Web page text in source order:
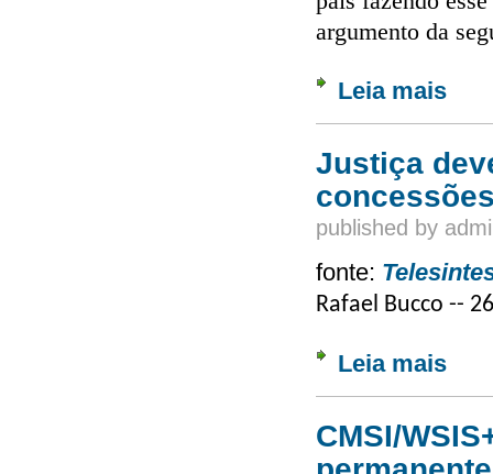
argumento da
Leia mais
Justiça
published by
fonte:
Rafael Bucco --
Leia mais
CMSI/